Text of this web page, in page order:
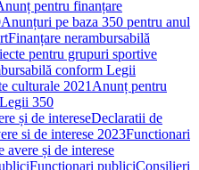
pentru finanțare
Anunțuri pe baza 350 pentru anul
Finanțare nerambursabilă
pentru grupuri sportive
conform Legii
culturale 2021 Anunț pentru
350
și de intereseDeclaratii de
si de interese 2023Functionari
avere și de interese
Funcționari publiciConsilieri